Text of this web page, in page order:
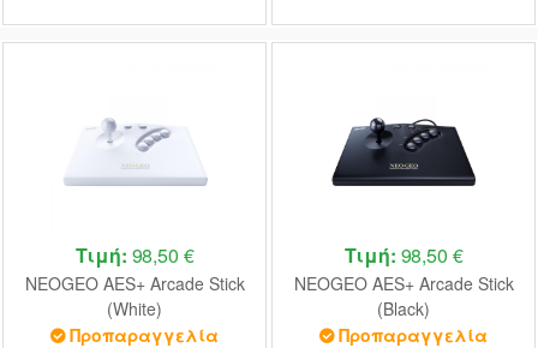
Τιμή: 98,50 €
NEOGEO AES+ Arcade Stick
(White)
Προπαραγγελία
Τιμή: 98,50 €
NEOGEO AES+ Arcade Stick
(Black)
Προπαραγγελία